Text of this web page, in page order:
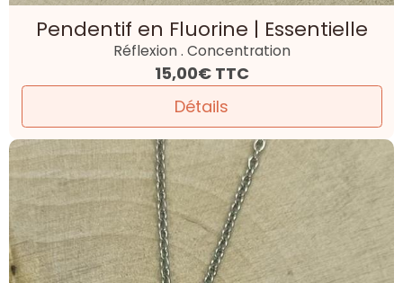
Pendentif en Fluorine | Essentielle
Réflexion . Concentration
15,00€ TTC
Détails